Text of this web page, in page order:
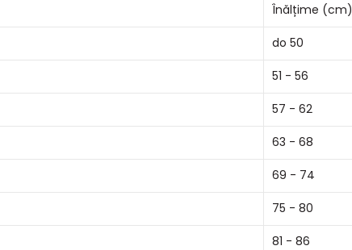
Înălțime (cm)
do 50
51 - 56
57 - 62
63 - 68
69 - 74
75 - 80
81 - 86